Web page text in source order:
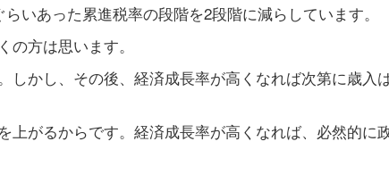
いあった累進税率の段階を2段階に減らしています。
の方は思います。
かし、その後、経済成長率が高くなれば次第に歳入
上がるからです。経済成長率が高くなれば、必然的に